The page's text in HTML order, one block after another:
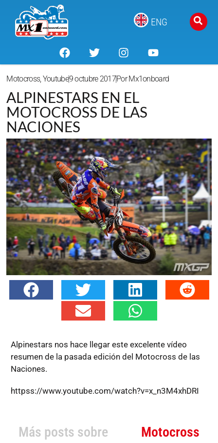
ENG
Motocross,Youtube9 octubre 2017PorMx1onboard
ALPINESTARS EN EL
MOTOCROSS DE LAS
NACIONES
Alpinestars nos hace llegar este excelente vídeo
resumen de la pasada edición del Motocross de las
Naciones.
httpss://www.youtube.com/watch?v=x_n3M4xhDRI
Más posts sobre Motocross